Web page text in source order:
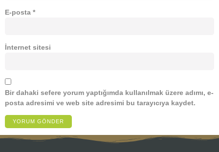
E-posta *
İnternet sitesi
Bir dahaki sefere yorum yaptığımda kullanılmak üzere adımı, e-
posta adresimi ve web site adresimi bu tarayıcıya kaydet.